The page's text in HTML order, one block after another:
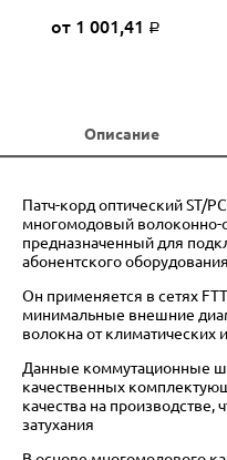
от 1 001,41 Р
Описание
Патч-корд оптический ST/
многомодовый волоконно-
предназначенный для
абонентского
Он применяется в сетях
минимальные внешние
волокна от климатических
Данные коммутационные
качественных
качества на
затухания